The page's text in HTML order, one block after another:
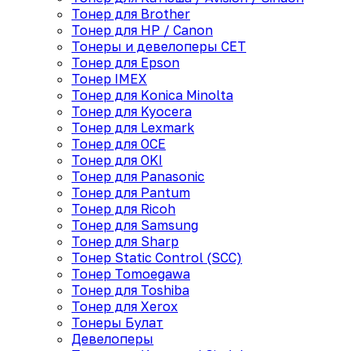
Тонер для Brother
Тонер для HP / Canon
Тонеры и девелоперы CET
Тонер для Epson
Тонер IMEX
Тонер для Konica Minolta
Тонер для Kyocera
Тонер для Lexmark
Тонер для OCE
Тонер для OKI
Тонер для Panasonic
Тонер для Pantum
Тонер для Ricoh
Тонер для Samsung
Тонер для Sharp
Тонер Static Control (SCC)
Тонер Tomoegawa
Тонер для Toshiba
Тонер для Xerox
Тонеры Булат
Девелоперы